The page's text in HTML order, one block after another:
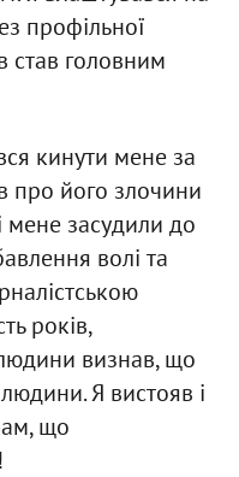
профільної
став головним
кинути мене за
про його злочини
мене засудили до
волі та
років,
визнав, що
Я вистояв і
що